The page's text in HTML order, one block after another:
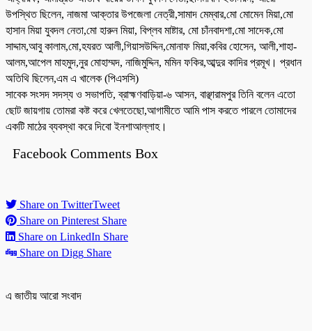
উপস্থিত ছিলেন, নাজমা আক্তার উপজেলা নেত্রী,সামাদ মেম্বার,মো মোমেন মিয়া,মো
হাসান মিয়া যুবদল নেতা,মো হারুন মিয়া, বিপ্লব মাষ্টার, মো চাঁনবাদশা,মো সাদেক,মো
সাদ্দাম,আবু কালাম,মো,হযরত আলী,গিয়াসউদ্দিন,মোনাফ মিয়া,কবির হোসেন, আলী,শাহা-
আলম,আপেল মাহমুদ,নুর মোহাম্মদ, নাজিমুদ্দিন, মমিন ফকির,আব্দুর কাদির প্রমূখ। প্রধান
অতিথি ছিলেন,এম এ খালেক (পিএসসি)
সাবেক সংসদ সদস্য ও সভাপতি, ব্রাহ্মণবাড়িয়া-৬ আসন, বাঞ্ছারামপুর তিনি বলেন এতো
ছোট জায়গায় তোমরা কষ্ট করে খেলতেছো,আগামীতে আমি পাস করতে পারলে তোমাদের
একটি মাঠের ব্যবস্থা করে দিবো ইনশাআল্লাহ।
Facebook Comments Box
Share on TwitterTweet
Share on Pinterest Share
Share on LinkedIn Share
Share on Digg Share
এ জাতীয় আরো সংবাদ